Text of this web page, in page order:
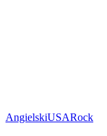
AngielskiUSARock